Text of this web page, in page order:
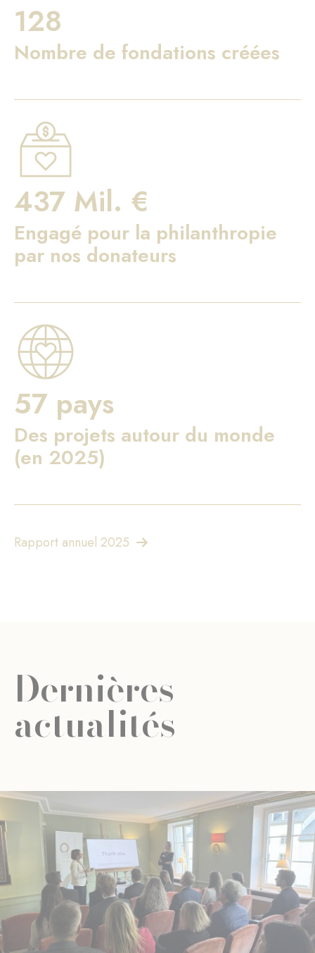
128
Nombre de fondations créées
437 Mil. €
Engagé pour la philanthropie
par nos donateurs
57 pays
Des projets autour du monde
(en 2025)
Rapport annuel 2025
Dernières
actualités